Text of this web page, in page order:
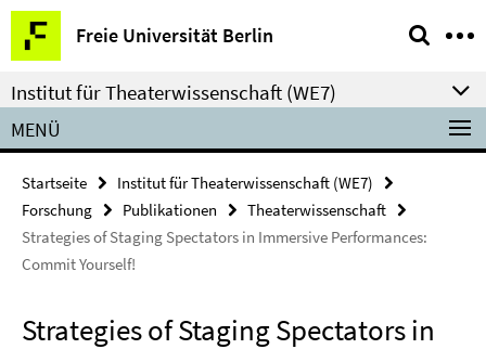
Springe
direkt
zu
Inhalt
Freie Universität Berlin
Service-
Navigation
Institut für Theaterwissenschaft (WE7)
MENÜ
Startseite
Institut für Theaterwissenschaft (WE7)
Forschung
Publikationen
Theaterwissenschaft
Strategies of Staging Spectators in Immersive Performances:
Commit Yourself!
Strategies of Staging Spectators in